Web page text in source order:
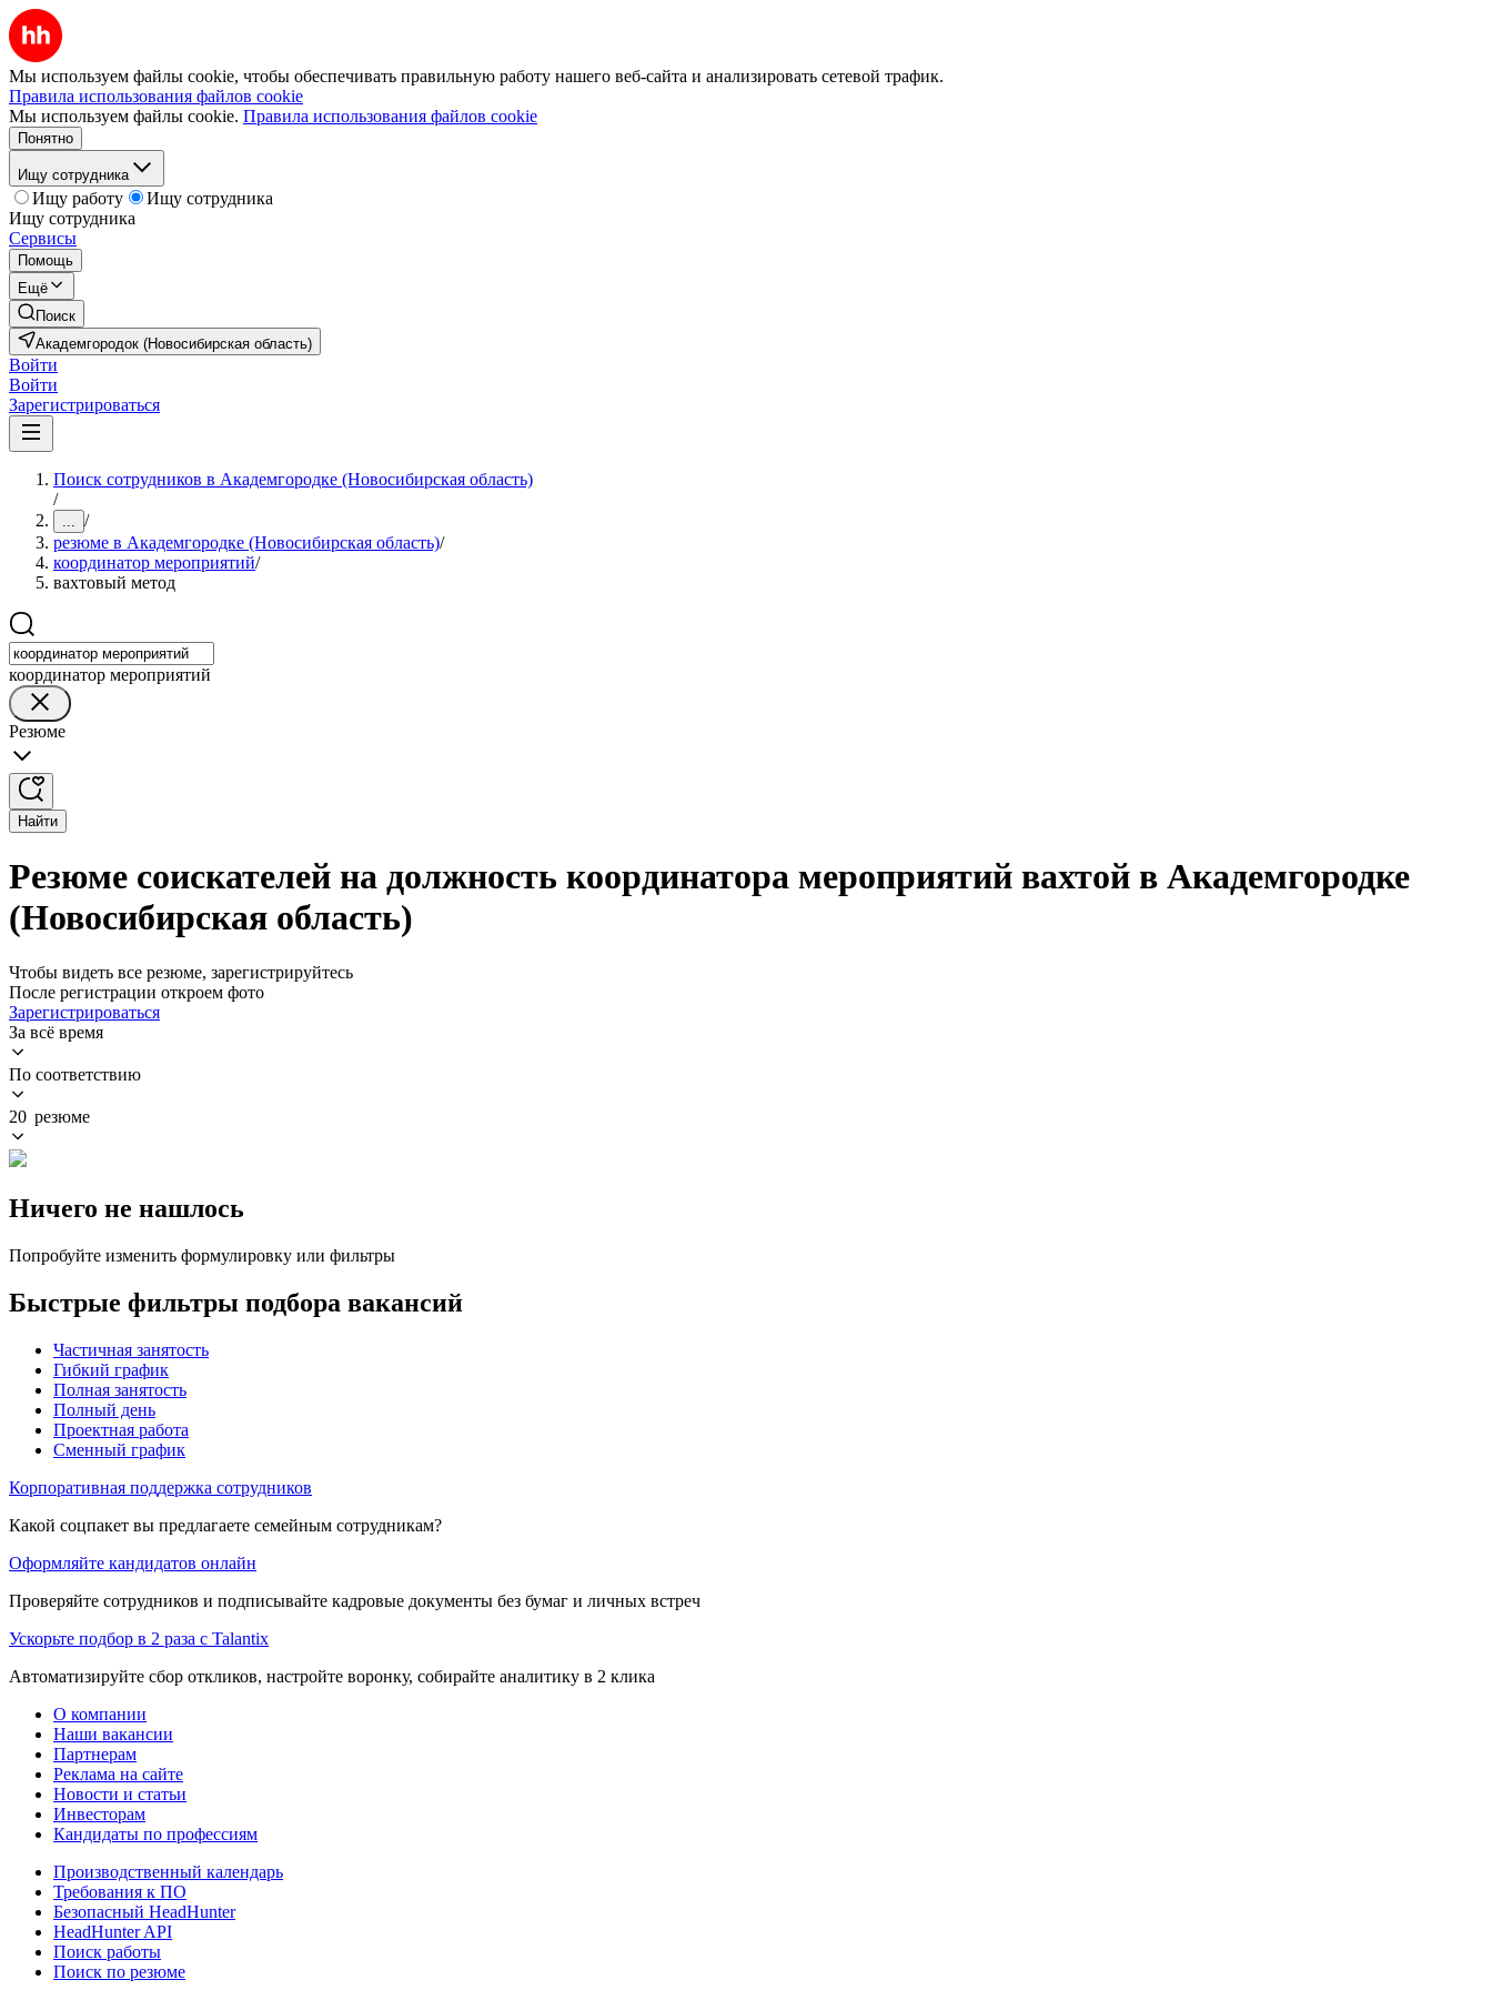
Мы используем файлы cookie, чтобы обеспечивать правильную работу нашего веб-сайта и анализировать сетевой трафик.
Правила использования файлов cookie
Мы используем файлы cookie. Правила использования файлов cookie
Понятно
Ищу сотрудника
Ищу работу
Ищу сотрудника
Ищу сотрудника
Сервисы
Помощь
Ещё
Поиск
Академгородок (Новосибирская область)
Войти
Войти
Зарегистрироваться
Поиск сотрудников в Академгородке (Новосибирская область)
/
... /
резюме в Академгородке (Новосибирская область)/
координатор мероприятий/
вахтовый метод
координатор мероприятий
Резюме
Найти
Резюме соискателей на должность координатора мероприятий вахтой в Академгородке
(Новосибирская область)
Чтобы видеть все резюме, зарегистрируйтесь
После регистрации откроем фото
Зарегистрироваться
За всё время
По соответствию
20 резюме
Ничего не нашлось
Попробуйте изменить формулировку или фильтры
Быстрые фильтры подбора вакансий
Частичная занятость
Гибкий график
Полная занятость
Полный день
Проектная работа
Сменный график
Корпоративная поддержка сотрудников
Какой соцпакет вы предлагаете семейным сотрудникам?
Оформляйте кандидатов онлайн
Проверяйте сотрудников и подписывайте кадровые документы без бумаг и личных встреч
Ускорьте подбор в 2 раза с Talantix
Автоматизируйте сбор откликов, настройте воронку, собирайте аналитику в 2 клика
О компании
Наши вакансии
Партнерам
Реклама на сайте
Новости и статьи
Инвесторам
Кандидаты по профессиям
Производственный календарь
Требования к ПО
Безопасный HeadHunter
HeadHunter API
Поиск работы
Поиск по резюме